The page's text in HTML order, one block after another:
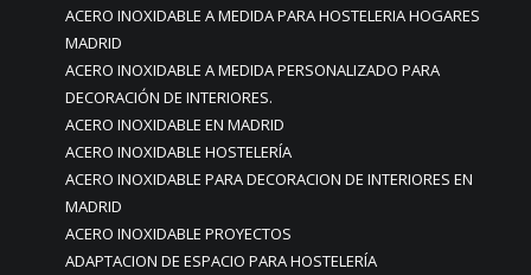
ACERO INOXIDABLE A MEDIDA PARA HOSTELERIA HOGARES
MADRID
ACERO INOXIDABLE A MEDIDA PERSONALIZADO PARA
DECORACIÓN DE INTERIORES.
ACERO INOXIDABLE EN MADRID
ACERO INOXIDABLE HOSTELERÍA
ACERO INOXIDABLE PARA DECORACION DE INTERIORES EN
MADRID
ACERO INOXIDABLE PROYECTOS
ADAPTACION DE ESPACIO PARA HOSTELERÍA